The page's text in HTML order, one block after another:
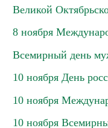
Великой
8 ноября
Всемирный день
10 ноября День
10 ноября
10 ноября